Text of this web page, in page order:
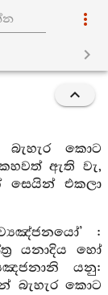
බැහැර කොට
ඇති වැ,
සෙයින් එකලා
:
යනාදිය හෝ
යනු:
බැහැර කොට